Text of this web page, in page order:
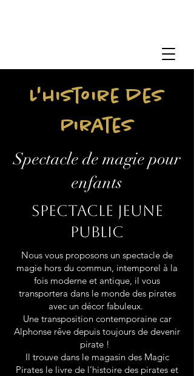
L'histoire des
Pirates
Spectacle de magie pour
enfants
Spectacle jeune
public
Nous vous proposons un spectacle de
magie hors du commun, intemporel à la
fois moderne et antique, il vous
transportera dans le monde des pirates
avec un décor fabuleux.
Une transposition contemporaine car
Alphonse rêve depuis toujours de devenir
pirate !
Il trouve dans le magasin des Magic
Pirates le livre de l’histoire des pirates et